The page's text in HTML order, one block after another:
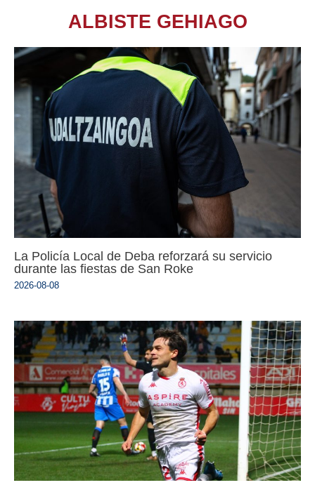
ALBISTE GEHIAGO
La Policía Local de Deba reforzará su servicio
durante las fiestas de San Roke
2026-08-08